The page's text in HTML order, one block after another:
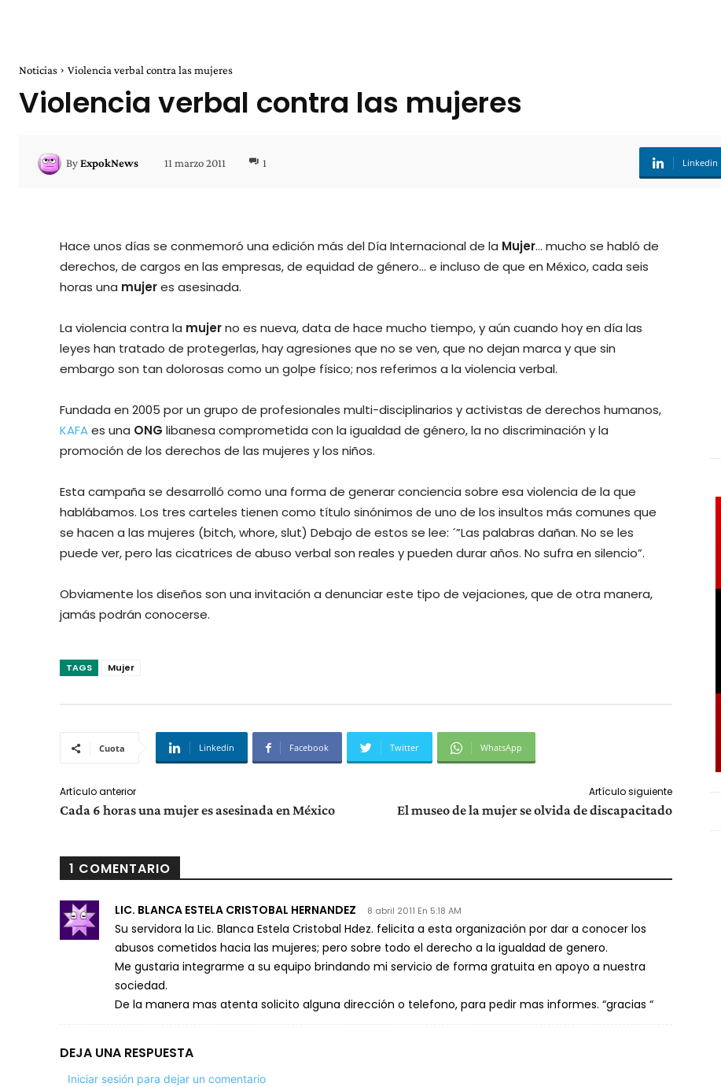
Noticias Violencia verbal contra las mujeres
Violencia verbal contra las mujeres
ByExpokNews 11 marzo 2011 1 Linkedin
Hace unos días se conmemoró una edición más del Día Internacional de la Mujer… mucho se habló de
derechos, de cargos en las empresas, de equidad de género… e incluso de que en México, cada seis
horas una mujeres asesinada.
La violencia contra la mujerno es nueva, data de hace mucho tiempo, y aún cuando hoy en día las
leyes han tratado de protegerlas, hay agresiones que no se ven, que no dejan marca y que sin
embargo son tan dolorosas como un golpe físico; nos referimos a la violencia verbal.
Fundada en 2005 por un grupo de profesionales multi-disciplinarios y activistas de derechos humanos,
KAFAes una ONG libanesa comprometida con la igualdad de género, la no discriminación y la
promoción de los derechos de las mujeres y los niños.
Esta campaña se desarrolló como una forma de generar conciencia sobre esa violencia de la que
hablábamos. Los tres carteles tienen como título sinónimos de uno de los insultos más comunes que
se hacen a las mujeres (bitch, whore, slut) Debajo de estos se lee: ´”Las palabras dañan. No se les
puede ver, pero las cicatrices de abuso verbal son reales y pueden durar años. No sufra en silencio”.
Obviamente los diseños son una invitación a denunciar este tipo de vejaciones, que de otra manera,
jamás podrán conocerse.
TAGS Mujer
Cuota Linkedin Facebook Twitter WhatsApp
Artículo anterior
Cada 6 horas una mujer es asesinada en México
Artículo siguiente
El museo de la mujer se olvida de discapacitado
1 COMENTARIO
LIC. BLANCA ESTELA CRISTOBAL HERNANDEZ 8 abril 2011 En 5:18 AM
Su servidora la Lic. Blanca Estela Cristobal Hdez. felicita a esta organización por dar a conocer los
abusos cometidos hacia las mujeres; pero sobre todo el derecho a la igualdad de genero.
Me gustaria integrarme a su equipo brindando mi servicio de forma gratuita en apoyo a nuestra
sociedad.
De la manera mas atenta solicito alguna dirección o telefono, para pedir mas informes. “gracias “
DEJA UNA RESPUESTA
Iniciar sesión para dejar un comentario